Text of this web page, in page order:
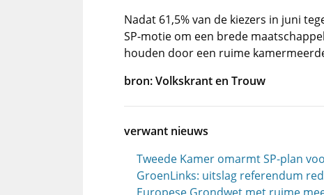
Nadat 61,5% van de kiezers in juni
SP-motie om een brede
houden door een ruime
bron: Volkskrant en Trouw
verwant nieuws
Tweede Kamer omarmt SP-plan
GroenLinks: uitslag referendum